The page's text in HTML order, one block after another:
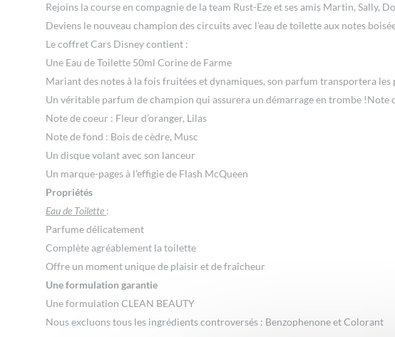
Rejoins la course en compagnie de la team Rust-Eze et ses amis Martin, Sally,
Deviens le nouveau champion des circuits avec l’eau de toilette aux notes
Le coffret Cars Disney contient :
Une Eau de Toilette 50ml Corine de Farme
Mariant des notes à la fois fruitées et dynamiques, son parfum transportera les
Un véritable parfum de champion qui assurera un démarrage en trombe !Note
Note de coeur : Fleur d’oranger, Lilas
Note de fond : Bois de cèdre, Musc
Un disque volant avec son lanceur
Un marque-pages à l’effigie de Flash McQueen
Propriétés
Eau de Toilette :
Parfume délicatement
Complète agréablement la toilette
Offre un moment unique de plaisir et de fraîcheur
Une formulation garantie
Une formulation CLEAN BEAUTY
Nous excluons tous les ingrédients controversés : Benzophenone et Colorant